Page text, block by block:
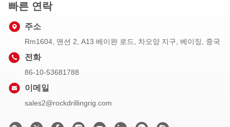
빠른 연락
주소
Rm1604, 맨션 2, A13 베이완 로드, 차오양 지구, 베이징, 중국
전화
86-10-53681788
이메일
sales2@rockdrillingrig.com